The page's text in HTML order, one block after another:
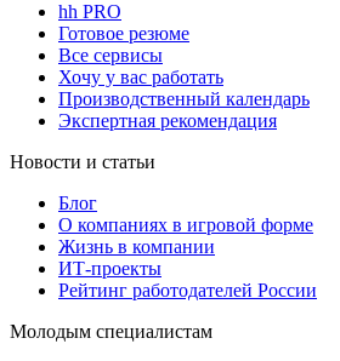
hh PRO
Готовое резюме
Все сервисы
Хочу у вас работать
Производственный календарь
Экспертная рекомендация
Новости и статьи
Блог
О компаниях в игровой форме
Жизнь в компании
ИТ-проекты
Рейтинг работодателей России
Молодым специалистам